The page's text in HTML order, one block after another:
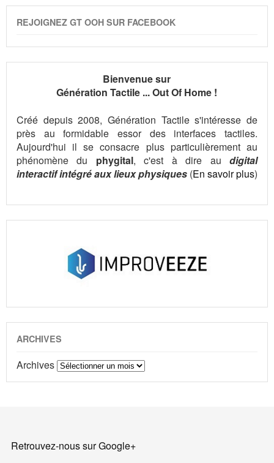
REJOIGNEZ GT OOH SUR FACEBOOK
Bienvenue sur
Génération Tactile ... Out Of Home !
Créé depuis 2008, Génération Tactile s'intéresse de
près au formidable essor des interfaces tactiles.
Aujourd'hui il se consacre plus particulièrement au
phénomène du phygital, c'est à dire audigital
interactif intégré aux lieux physiques (En savoir plus)
ARCHIVES
Archives
Retrouvez-nous sur Google+